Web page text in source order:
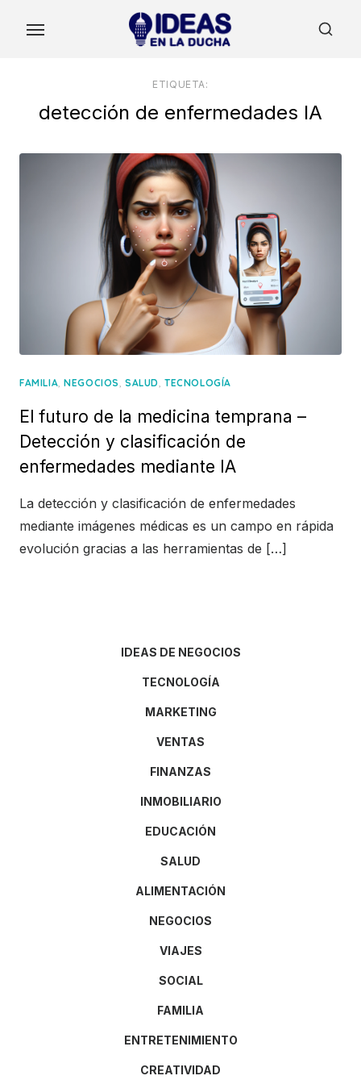
ETIQUETA:
detección de enfermedades IA
FAMILIA,NEGOCIOS,SALUD,TECNOLOGÍA
El futuro de la medicina temprana –
Detección y clasificación de
enfermedades mediante IA
La detección y clasificación de enfermedades
mediante imágenes médicas es un campo en rápida
evolución gracias a las herramientas de […]
IDEAS DE NEGOCIOS
TECNOLOGÍA
MARKETING
VENTAS
FINANZAS
INMOBILIARIO
EDUCACIÓN
SALUD
ALIMENTACIÓN
NEGOCIOS
VIAJES
SOCIAL
FAMILIA
ENTRETENIMIENTO
CREATIVIDAD